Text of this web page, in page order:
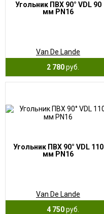
Угольник ПВХ 90° VDL 90
мм PN16
Van De Lande
2 780руб.
Угольник ПВХ 90° VDL 110
мм PN16
Van De Lande
4 750руб.